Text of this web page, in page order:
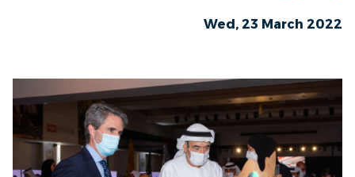
Wed, 23 March 2022